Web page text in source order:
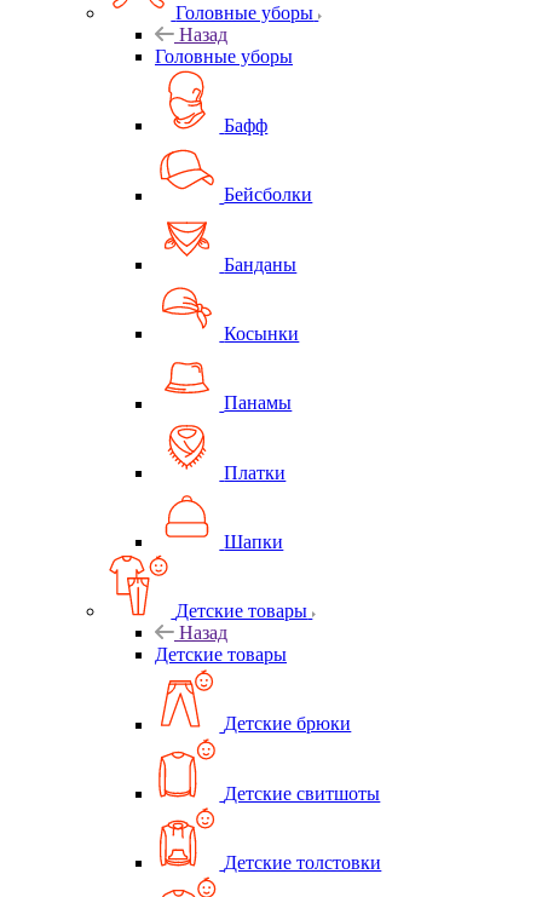
Головные уборы
Назад
Головные уборы
Бафф
Бейсболки
Банданы
Косынки
Панамы
Платки
Шапки
Детские товары
Назад
Детские товары
Детские брюки
Детские свитшоты
Детские толстовки